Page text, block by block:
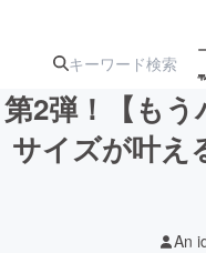
注目
第2弾！【も
サイズが叶え
An